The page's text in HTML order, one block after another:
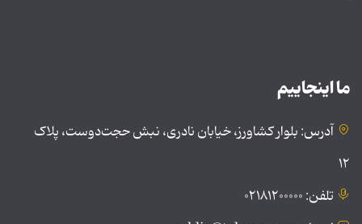
ما اینجاییم
آدرس: بلوار کشاورز، خیابان نادری، نبش حجت‌دوست، پلاک
۱۲
تلفن: ۰۲۱۸۱۲۰۰۰۰۰